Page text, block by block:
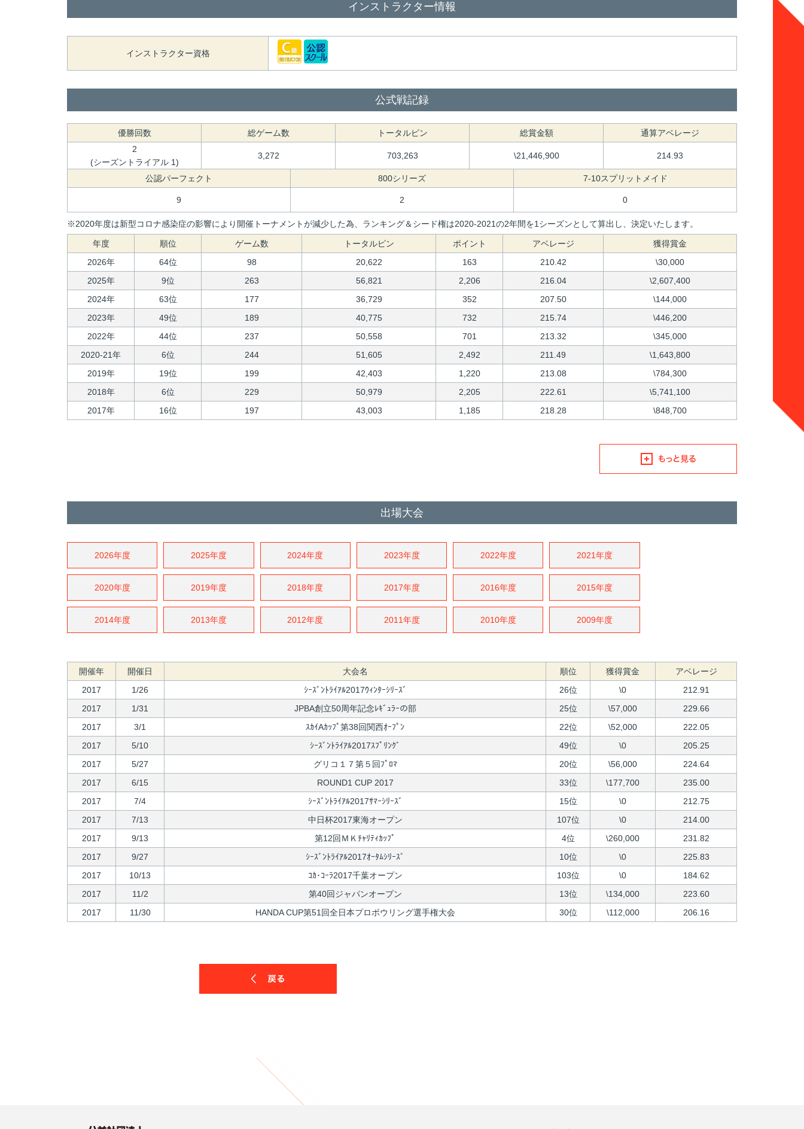
インストラクター情報
インストラクター資格
公式戦記録
優勝回数 総ゲーム数 トータルピン 総賞金額
通算アベレージ
2
(シーズントライアル 1)
3,272 703,263 \21,446,900 214.93
公認パーフェクト 800シリーズ 7-10スプリットメイド
9 2 0
※2020年度は新型コロナ感染症の影響により開催トーナメントが減少した為、ランキング＆シード権は2020-2021の2年間を1シーズンとして算出し、決定いたします。
年度 順位 ゲーム数 トータルピン ポイント アベレージ
獲得賞金
2026年
64位 98 20,622 163 210.42
\30,000
2025年
9位 263 56,821 2,206 216.04
\2,607,400
2024年
63位 177 36,729 352 207.50
\144,000
2023年
49位 189 40,775 732 215.74
\446,200
2022年
44位 237 50,558 701 213.32
\345,000
2020-21年
6位 244 51,605 2,492 211.49
\1,643,800
2019年
19位 199 42,403 1,220 213.08
\784,300
2018年
6位 229 50,979 2,205 222.61
\5,741,100
2017年
16位 197 43,003 1,185 218.28 \848,700
出場大会
2026年度 2025年度 2024年度 2023年度 2022年度 2021年度
2020年度 2019年度 2018年度 2017年度 2016年度 2015年度
2014年度 2013年度 2012年度 2011年度 2010年度 2009年度
開催年 開催日 大会名 順位 獲得賞金
アベレージ
2017
1/26 ｼｰｽﾞﾝﾄﾗｲｱﾙ2017ｳｨﾝﾀｰｼﾘｰｽﾞ 26位 \0
212.91
2017
1/31 JPBA創立50周年記念ﾚｷﾞｭﾗｰの部 25位 \57,000
229.66
2017
3/1 ｽｶｲAｶｯﾌﾟ第38回関西ｵｰﾌﾟﾝ 22位 \52,000
222.05
2017
5/10 ｼｰｽﾞﾝﾄﾗｲｱﾙ2017ｽﾌﾟﾘﾝｸﾞ 49位 \0
205.25
2017
5/27 グリコ１７第５回ﾌﾟﾛﾏ 20位 \56,000
224.64
2017
6/15 ROUND1 CUP 2017 33位 \177,700
235.00
2017
7/4 ｼｰｽﾞﾝﾄﾗｲｱﾙ2017ｻﾏｰｼﾘｰｽﾞ 15位 \0
212.75
2017
7/13 中日杯2017東海オープン 107位 \0
214.00
2017
9/13 第12回ＭＫﾁｬﾘﾃｨｶｯﾌﾟ 4位 \260,000
231.82
2017
9/27 ｼｰｽﾞﾝﾄﾗｲｱﾙ2017ｵｰﾀﾑｼﾘｰｽﾞ 10位 \0
225.83
2017
10/13 ｺｶ･ｺｰﾗ2017千葉オープン 103位 \0
184.62
2017
11/2 第40回ジャパンオープン 13位 \134,000
223.60
2017
11/30 HANDA CUP第51回全日本プロボウリング選手権大会 30位 \112,000 206.16